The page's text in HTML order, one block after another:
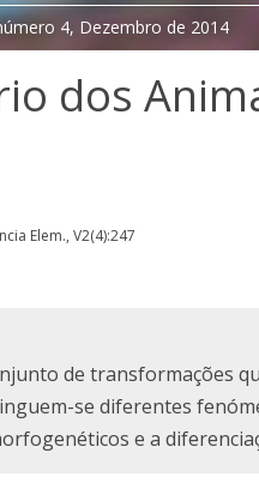
4, Dezembro de 2014
dos
Elem., V2(4):247
de transformações
se diferentes
e a